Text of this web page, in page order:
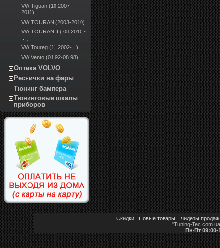
VW Tiguan (10.2007 -
2011)
VW TOURAN (2003-2010)
VW TOURAN II ( 08.2010 -
... )
VW Toureg (11.2002-...)
VW Vento (01.92-08.98)
Оптика VOLVO
Реснички на фары
Тюнинг бампера
Тюнинговые шкалы
приборов
Скидки Новые товары
Лидеры продаж
"Tuning-
Пн-Пт 09:00-